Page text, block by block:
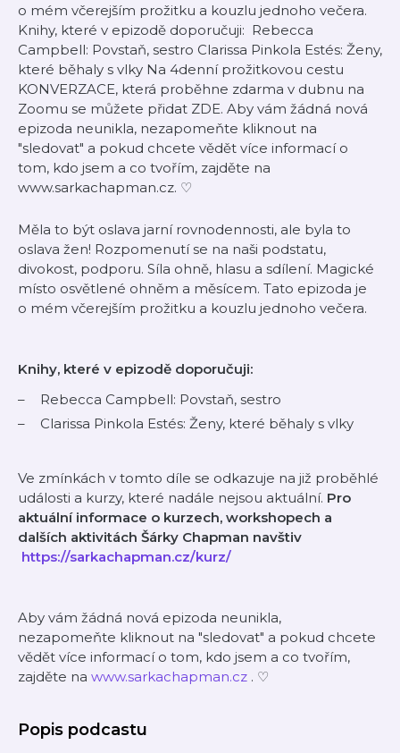
o mém včerejším prožitku a kouzlu jednoho večera.
Knihy, které v epizodě doporučuji: Rebecca
Campbell: Povstaň, sestro Clarissa Pinkola Estés: Ženy,
které běhaly s vlky Na 4denní prožitkovou cestu
KONVERZACE, která proběhne zdarma v dubnu na
Zoomu se můžete přidat ⁠ZDE⁠. Aby vám žádná nová
epizoda neunikla, nezapomeňte kliknout na
"sledovat" a pokud chcete vědět více informací o
tom, kdo jsem a co tvořím, zajděte na
⁠⁠⁠⁠⁠⁠www.sarkachapman.cz⁠⁠⁠⁠⁠⁠. ♡
Měla to být oslava jarní rovnodennosti, ale byla to
oslava žen! Rozpomenutí se na naši podstatu,
divokost, podporu. Síla ohně, hlasu a sdílení. Magické
místo osvětlené ohněm a měsícem. Tato epizoda je
o mém včerejším prožitku a kouzlu jednoho večera.
Knihy, které v epizodě doporučuji:
Rebecca Campbell: Povstaň, sestro
Clarissa Pinkola Estés: Ženy, které běhaly s vlky
Ve zmínkách v tomto díle se odkazuje na již proběhlé
události a kurzy, které nadále nejsou aktuální. Pro
aktuální informace o kurzech, workshopech a
dalších aktivitách Šárky Chapman navštiv
https://sarkachapman.cz/kurz/
Aby vám žádná nová epizoda neunikla,
nezapomeňte kliknout na "sledovat" a pokud chcete
vědět více informací o tom, kdo jsem a co tvořím,
zajděte na ⁠⁠⁠⁠⁠⁠www.sarkachapman.cz⁠⁠⁠⁠⁠⁠ . ♡
Popis podcastu